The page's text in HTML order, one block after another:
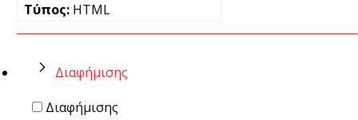
HTML
Διαφήμισης
Διαφήμισης